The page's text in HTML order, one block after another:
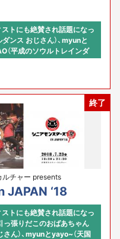
ストにも絶賛され話題になっ
ンス おじさん）、myunと
（平成のソウルトレインダ
チアリーダーグループ）、他
雅大（株式会社オースタン
ー コミュニティ・アクセラ
スタンス × 河原あず
終了
ルチャー presents
JAPAN ‘18
ストにも絶賛され話題になっ
っ張りだこのおばあちゃん
ん）、myunとyayo~（天国